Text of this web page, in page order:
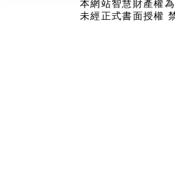
本網站智慧財產權
未經正式書面授權